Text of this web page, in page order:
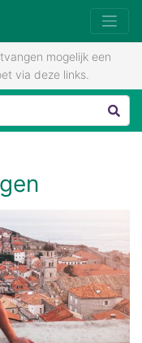
mogelijk een
via deze links.